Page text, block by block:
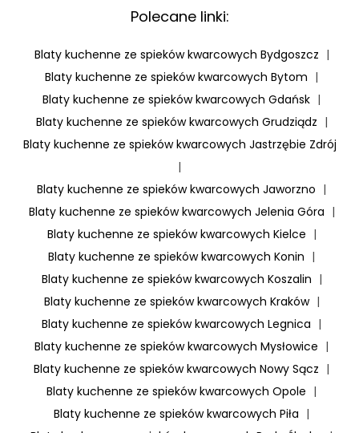
Polecane linki:
Blaty kuchenne ze spieków kwarcowych Bydgoszcz |
Blaty kuchenne ze spieków kwarcowych Bytom |
Blaty kuchenne ze spieków kwarcowych Gdańsk |
Blaty kuchenne ze spieków kwarcowych Grudziądz |
Blaty kuchenne ze spieków kwarcowych Jastrzębie Zdrój
|
Blaty kuchenne ze spieków kwarcowych Jaworzno |
Blaty kuchenne ze spieków kwarcowych Jelenia Góra |
Blaty kuchenne ze spieków kwarcowych Kielce |
Blaty kuchenne ze spieków kwarcowych Konin |
Blaty kuchenne ze spieków kwarcowych Koszalin |
Blaty kuchenne ze spieków kwarcowych Kraków |
Blaty kuchenne ze spieków kwarcowych Legnica |
Blaty kuchenne ze spieków kwarcowych Mysłowice |
Blaty kuchenne ze spieków kwarcowych Nowy Sącz |
Blaty kuchenne ze spieków kwarcowych Opole |
Blaty kuchenne ze spieków kwarcowych Piła |